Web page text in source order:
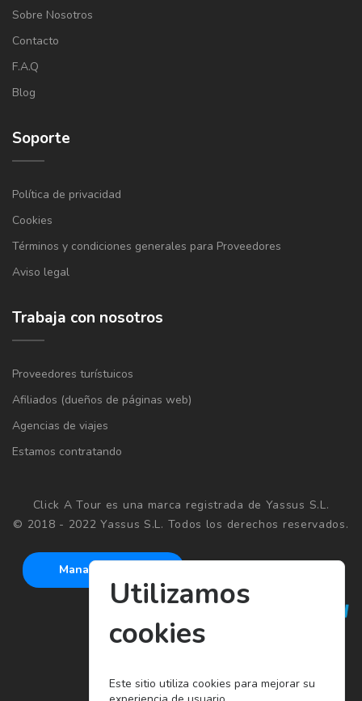
Sobre Nosotros
Contacto
F.A.Q
Blog
Soporte
Política de privacidad
Cookies
Términos y condiciones generales para Proveedores
Aviso legal
Trabaja con nosotros
Proveedores turístuicos
Afiliados (dueños de páginas web)
Agencias de viajes
Estamos contratando
Click A Tour es una marca registrada de Yassus S.L.
© 2018 - 2022 Yassus S.L. Todos los derechos reservados.
Manage cookies
Utilizamos
cookies
Este sitio utiliza cookies para mejorar su